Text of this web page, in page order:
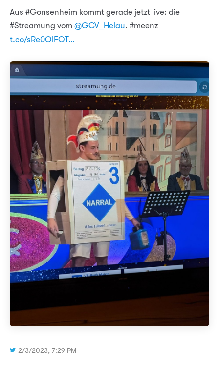
Aus #Gonsenheim kommt gerade jetzt live: die
#Streamung vom @GCV_Helau. #meenz
t.co/sRe0OlFOT…
2/3/2023, 7:29 PM